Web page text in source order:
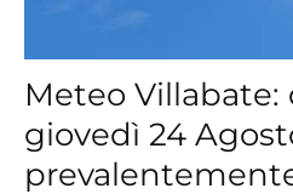
Meteo Villabate:
giovedì 24